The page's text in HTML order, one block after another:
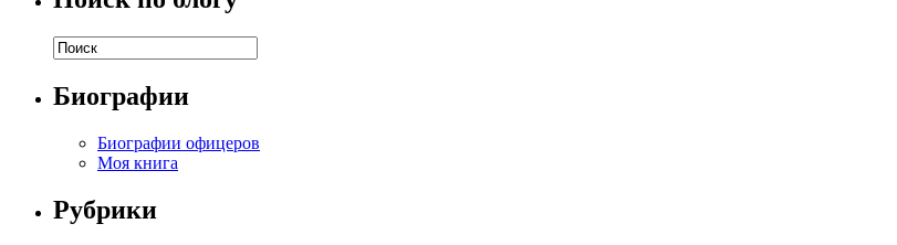
Биографии
Биографии офицеров
Моя книга
Рубрики